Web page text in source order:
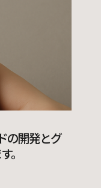
の開発とグ
。